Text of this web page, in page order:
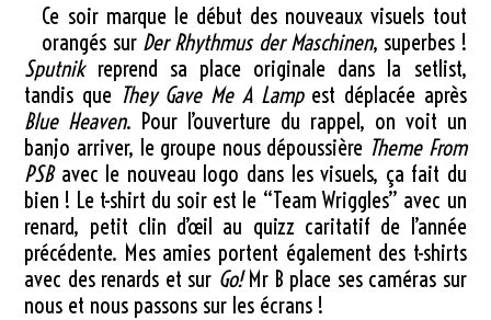
Ce soir marque le début des nouveaux visuels tout
orangés sur Der Rhythmus der Maschinen, superbes !
Sputnikreprend sa place originale dans la setlist,
tandis que They Gave Me A Lampest déplacée après
Blue Heaven. Pour l’ouverture du rappel, on voit un
banjo arriver, le groupe nous dépoussière Theme From
PSBavec le nouveau logo dans les visuels, ça fait du
bien ! Le t-shirt du soir est le “Team Wriggles” avec un
renard, petit clin d’œil au quizz caritatif de l’année
précédente. Mes amies portent également des t-shirts
avec des renards et sur Go!Mr B place ses caméras sur
nous et nous passons sur les écrans !